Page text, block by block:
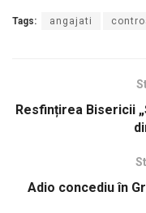
Tags: angajati
Resfințirea Bisericii
Adio concediu în